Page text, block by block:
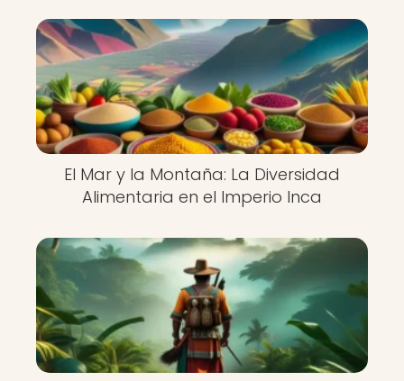
El Mar y la Montaña: La Diversidad
Alimentaria en el Imperio Inca